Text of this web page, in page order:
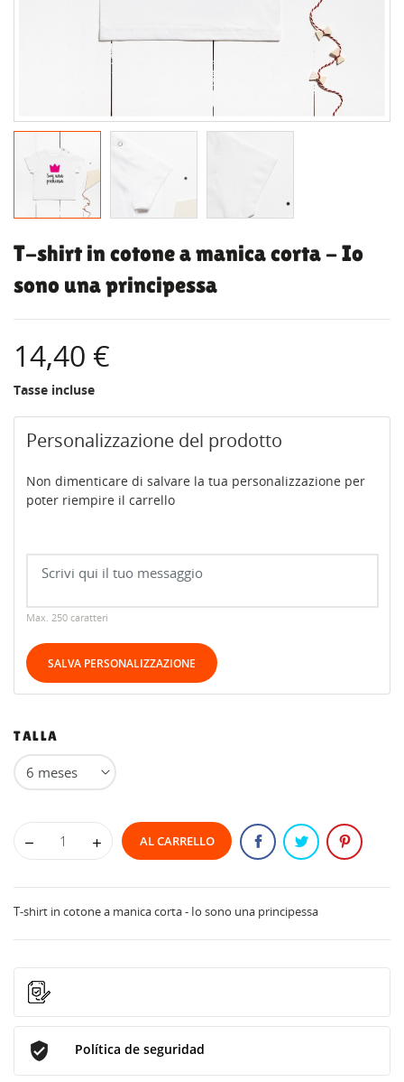
T-shirt in cotone a manica corta - Io
sono una principessa
14,40 €
Tasse incluse
Personalizzazione del prodotto
Non dimenticare di salvare la tua personalizzazione per
poter riempire il carrello
Max. 250 caratteri
SALVA PERSONALIZZAZIONE
TALLA
AL CARRELLO
T-shirt in cotone a manica corta - Io sono una principessa
Política de seguridad